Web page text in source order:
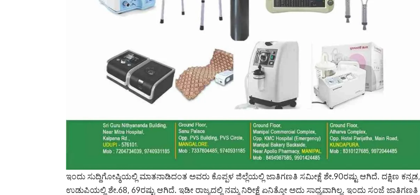
ಇಂದು ಸುದ್ದಿಗೋಷ್ಠಿಯಲ್ಲಿ ಮಾತನಾಡಿದಂತ ಅವರು ಕೊಪ್ಪಳ ಜಿಲ್ಲೆಯಲ್ಲಿ ಜಾತಿಗಣತಿ ಸಮೀಕ್ಷೆ ಶೇ.90ರಷ್ಟು ಆಗಿದೆ. ದಕ್ಷಿಣ ಕನ್ನಡ,
ಉಡುಪಿಯಲ್ಲಿ ಶೇ.68, 69ರಷ್ಟು ಆಗಿದೆ. ಇಡೀ ರಾಜ್ಯದಲ್ಲಿ ನಮ್ಮ ನಿರೀಕ್ಷೆ ಏನಿತ್ತೋ ಅದು ಸಾಧ್ಯವಾಗಿಲ್ಲ. ಇಂದು ಸಂಜೆ ಜಾತಿಗಣತಿ